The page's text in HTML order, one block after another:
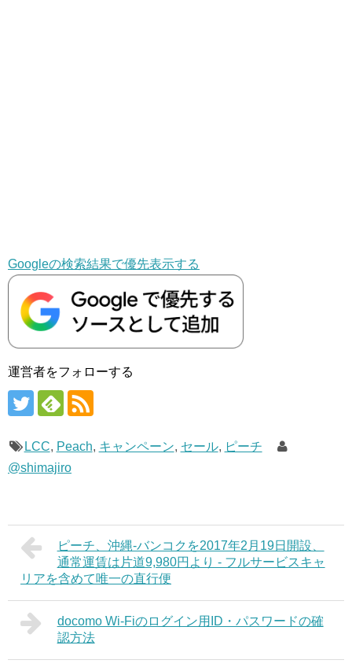
Googleの検索結果で優先表示する
運営者をフォローする
LCC, Peach, キャンペーン, セール, ピーチ
@shimajiro
ピーチ、沖縄-バンコクを2017年2月19日開設、
通常運賃は片道9,980円より - フルサービスキャ
リアを含めて唯一の直行便
docomo Wi-Fiのログイン用ID・パスワードの確
認方法